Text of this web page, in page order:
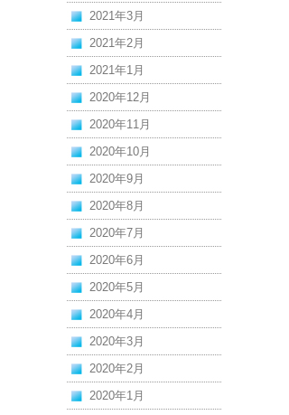
2021年3月
2021年2月
2021年1月
2020年12月
2020年11月
2020年10月
2020年9月
2020年8月
2020年7月
2020年6月
2020年5月
2020年4月
2020年3月
2020年2月
2020年1月